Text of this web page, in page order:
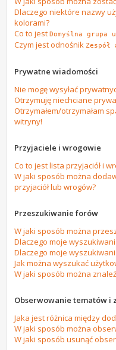
Dlaczego niektóre nazwy
kolorami?
Co to jestDomyślna grupa
Czym jest odnośnik
Prywatne wiadomości
Nie mogę wysyłać
Otrzymuję niechciane
Otrzymałem/otrzymałam
witryny!
Przyjaciele i wrogowie
Co to jest lista przyjaciół i
W jaki sposób można
przyjaciół lub wrogów?
Przeszukiwanie forów
W jaki sposób można
Dlaczego moje
Dlaczego moje
Jak można wyszukać
W jaki sposób można
Obserwowanie tematów i
Jaka jest różnica między
W jaki sposób można
W jaki sposób usunąć